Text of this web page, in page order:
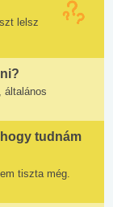
lelsz
általános
tudnám
tiszta még.